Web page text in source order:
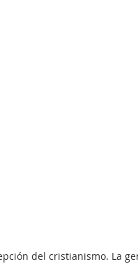
del cristianismo. La